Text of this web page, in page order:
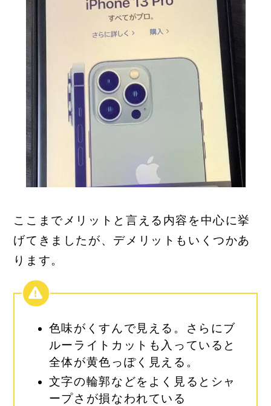
ここまでメリットと言える内容を中心に挙
げてきましたが、デメリットもいくつかあ
ります。
色味がくすんで見える。さらにブ
ルーライトカットも入っていると
全体が黄色っぽく見える。
文字の輪郭などをよく見るとシャ
ープさが損なわれている